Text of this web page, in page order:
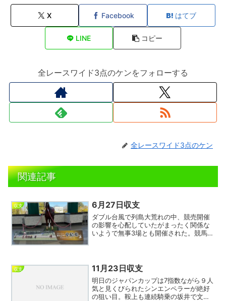
X Facebook はてブ
LINE コピー
全レースワイド3点のケンをフォローする
全レースワイド3点のケン
関連記事
収支 6月27日収支
ダブル台風で列島大荒れの中、競売開催
の影響を心配していたがまったく関係な
いようで無事3場とも開催された。競馬に
アルされ記者陣も再編さ...
収支 11月23日収支
明日のジャパンカップは7指数ながら９人
気と見くびられたシンエンペラーが絶好
の狙い目。鞍上も連続騎乗の坂井で文句